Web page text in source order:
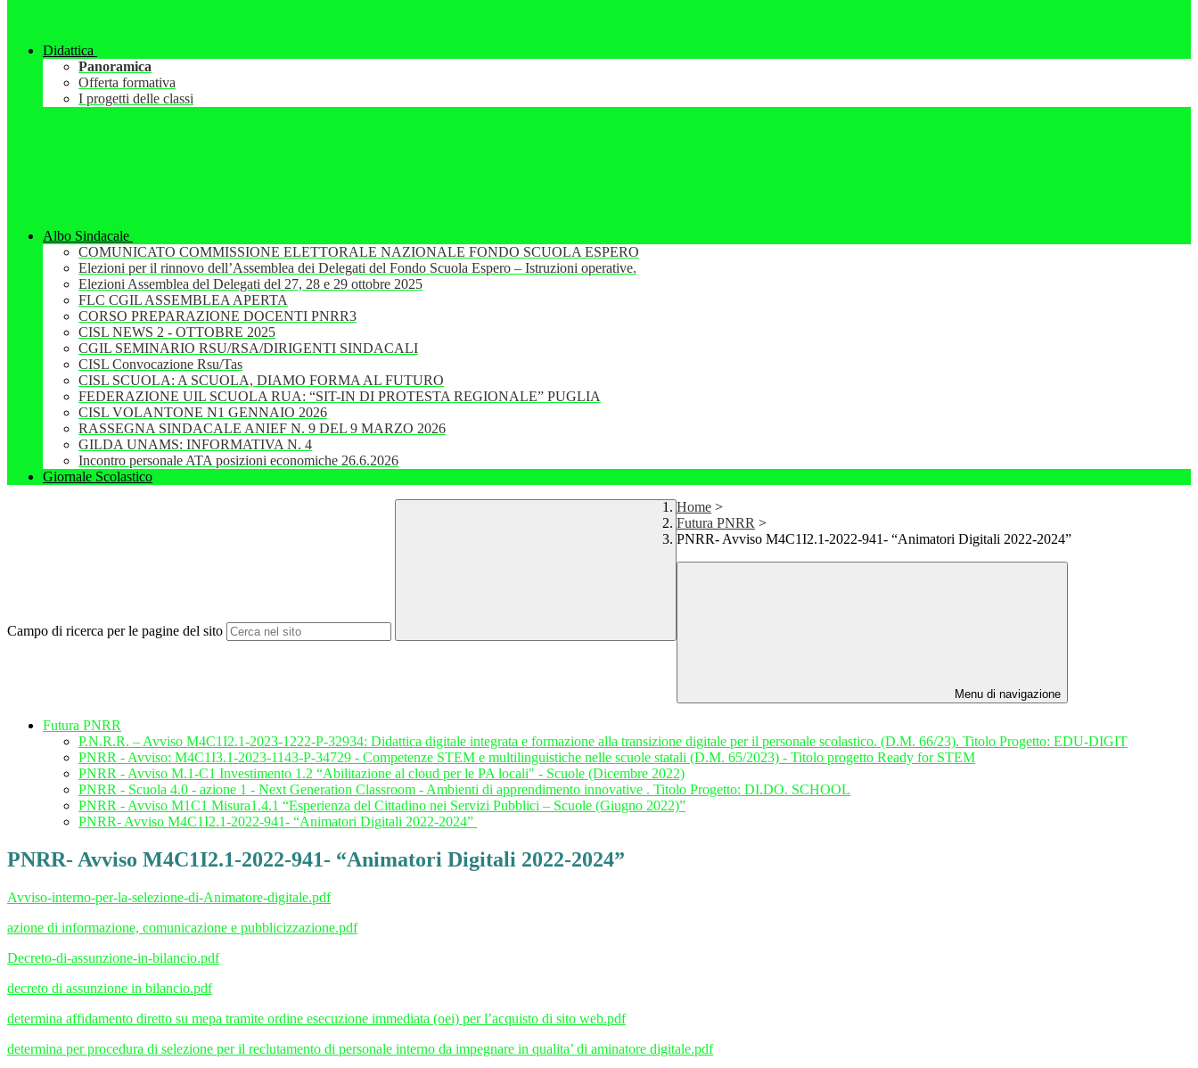
Didattica
Panoramica
Offerta formativa
I progetti delle classi
Albo Sindacale
COMUNICATO COMMISSIONE ELETTORALE NAZIONALE FONDO SCUOLA ESPERO
Elezioni per il rinnovo dell’Assemblea dei Delegati del Fondo Scuola Espero – Istruzioni operative.
Elezioni Assemblea del Delegati del 27, 28 e 29 ottobre 2025
FLC CGIL ASSEMBLEA APERTA
CORSO PREPARAZIONE DOCENTI PNRR3
CISL NEWS 2 - OTTOBRE 2025
CGIL SEMINARIO RSU/RSA/DIRIGENTI SINDACALI
CISL Convocazione Rsu/Tas
CISL SCUOLA: A SCUOLA, DIAMO FORMA AL FUTURO
FEDERAZIONE UIL SCUOLA RUA: “SIT-IN DI PROTESTA REGIONALE” PUGLIA
CISL VOLANTONE N1 GENNAIO 2026
RASSEGNA SINDACALE ANIEF N. 9 DEL 9 MARZO 2026
GILDA UNAMS: INFORMATIVA N. 4
Incontro personale ATA posizioni economiche 26.6.2026
Giornale Scolastico
Campo di ricerca per le pagine del sito
Home >
Futura PNRR >
PNRR- Avviso M4C1I2.1-2022-941- “Animatori Digitali 2022-2024”
Menu di navigazione
Futura PNRR
P.N.R.R. – Avviso M4C1I2.1-2023-1222-P-32934: Didattica digitale integrata e formazione alla transizione digitale per il personale scolastico. (D.M. 66/23). Titolo Progetto: EDU-DIGIT
PNRR - Avviso: M4C1I3.1-2023-1143-P-34729 - Competenze STEM e multilinguistiche nelle scuole statali (D.M. 65/2023) - Titolo progetto Ready for STEM
PNRR - Avviso M.1-C1 Investimento 1.2 “Abilitazione al cloud per le PA locali" - Scuole (Dicembre 2022)
PNRR - Scuola 4.0 - azione 1 - Next Generation Classroom - Ambienti di apprendimento innovative . Titolo Progetto: DI.DO. SCHOOL
PNRR - Avviso M1C1 Misura1.4.1 “Esperienza del Cittadino nei Servizi Pubblici – Scuole (Giugno 2022)”
PNRR- Avviso M4C1I2.1-2022-941- “Animatori Digitali 2022-2024”
PNRR- Avviso M4C1I2.1-2022-941- “Animatori Digitali 2022-2024”
Avviso-interno-per-la-selezione-di-Animatore-digitale.pdf
azione di informazione, comunicazione e pubblicizzazione.pdf
Decreto-di-assunzione-in-bilancio.pdf
decreto di assunzione in bilancio.pdf
determina affidamento diretto su mepa tramite ordine esecuzione immediata (oei) per l’acquisto di sito web.pdf
determina per procedura di selezione per il reclutamento di personale interno da impegnare in qualita’ di aminatore digitale.pdf